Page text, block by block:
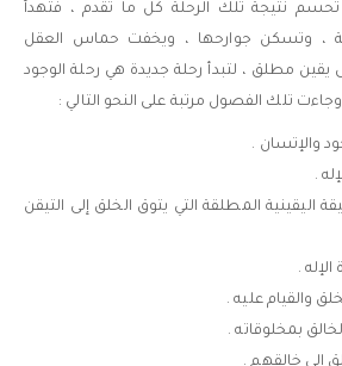
تحسم نتيجة تلك الرحلة كل ما تقدم ، فتهدأ
، وتسكن جوارحها ، ويخفت حماس العقل
يقين مطلق ، لتبدأ رحلة جديدة هي رحلة الوجود
وجاءت تلك الفصول مرتبة على النحو التالي :
والإتسان .
.
اليقينية المطلقة التي يتوق الخلق إلى التيقن
.
والقيام عليه .
بمخلوقاته .